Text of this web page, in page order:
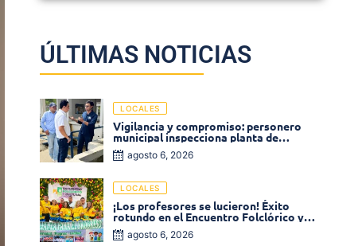
ÚLTIMAS NOTICIAS
LOCALES
Vigilancia y compromiso: personero
municipal inspecciona planta de
tratamiento de agua
agosto 6, 2026
LOCALES
¡Los profesores se lucieron! Éxito
rotundo en el Encuentro Folclórico y
Cultural del Magisterio 2026 en Ciénaga
agosto 6, 2026